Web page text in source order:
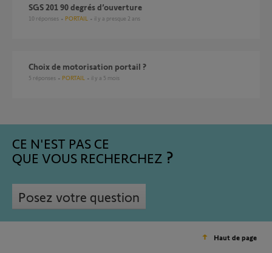
SGS 201 90 degrés d’ouverture
10 réponses PORTAIL il y a presque 2 ans
Choix de motorisation portail ?
5 réponses PORTAIL il y a 5 mois
CE N'EST PAS CE
QUE VOUS RECHERCHEZ
Posez votre question
Haut de page